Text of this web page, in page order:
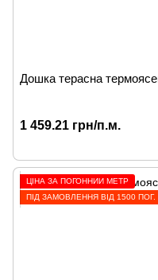
Дошка терасна
1 459.21 грн/п.м.
ЦІНА ЗА ПОГОННИЙ МЕТР
ПІД ЗАМОВЛЕННЯ ВІД 1500 ПОГ.